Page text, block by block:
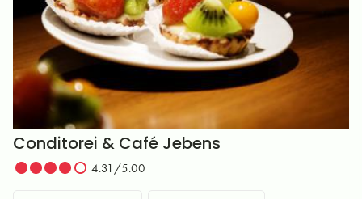
Conditorei & Café Jebens
4.31/5.00